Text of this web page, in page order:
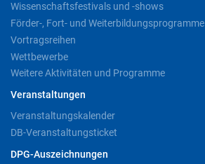
Wissenschaftsfestivals und -shows
Förder-, Fort- und Weiterbildungsprogramme
Vortragsreihen
Wettbewerbe
Weitere Aktivitäten und Programme
Veranstaltungen
Veranstaltungskalender
DB-Veranstaltungsticket
DPG-Auszeichnungen